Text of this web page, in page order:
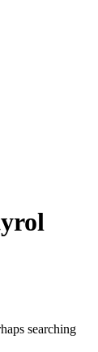
searching